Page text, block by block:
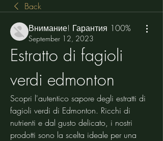
Back
Внимание! Гарантия 100%
September 12, 2023
Estratto di fagioli
verdi edmonton
Scopri l'autentico sapore degli estratti di
fagioli verdi di Edmonton. Ricchi di
nutrienti e dal gusto delicato, i nostri
prodotti sono la scelta ideale per una